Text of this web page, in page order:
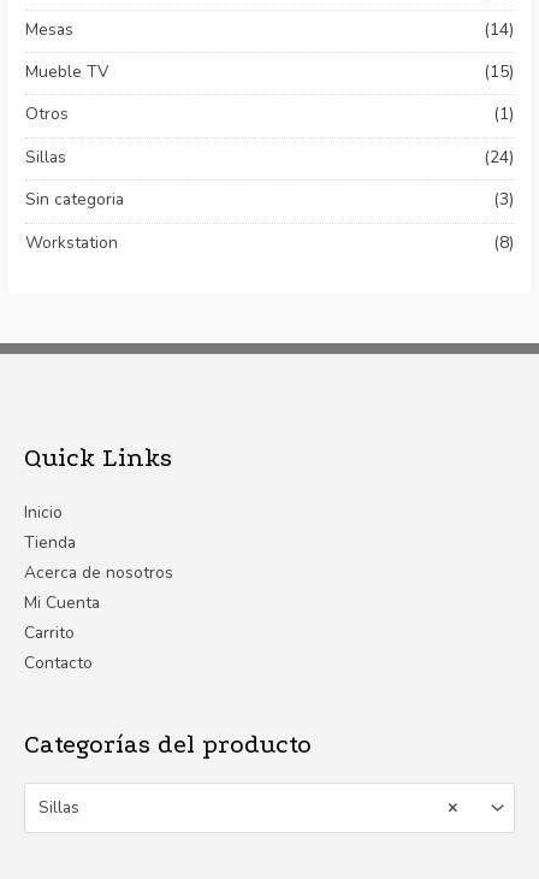
Mesas
(14)
Mueble TV
(15)
Otros
(1)
Sillas
(24)
Sin categoria
(3)
Workstation
(8)
Quick Links
Inicio
Tienda
Acerca de nosotros
Mi Cuenta
Carrito
Contacto
Categorías del producto
×
Sillas